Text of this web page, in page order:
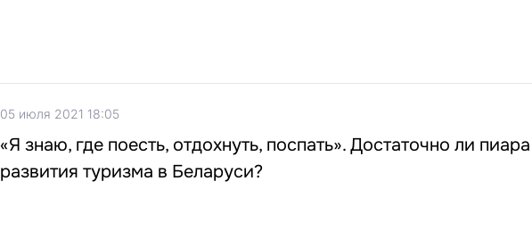
05 июля 2021 18:05
«Я знаю, где поесть, отдохнуть, поспать». Достаточно ли
развития туризма в Беларуси?